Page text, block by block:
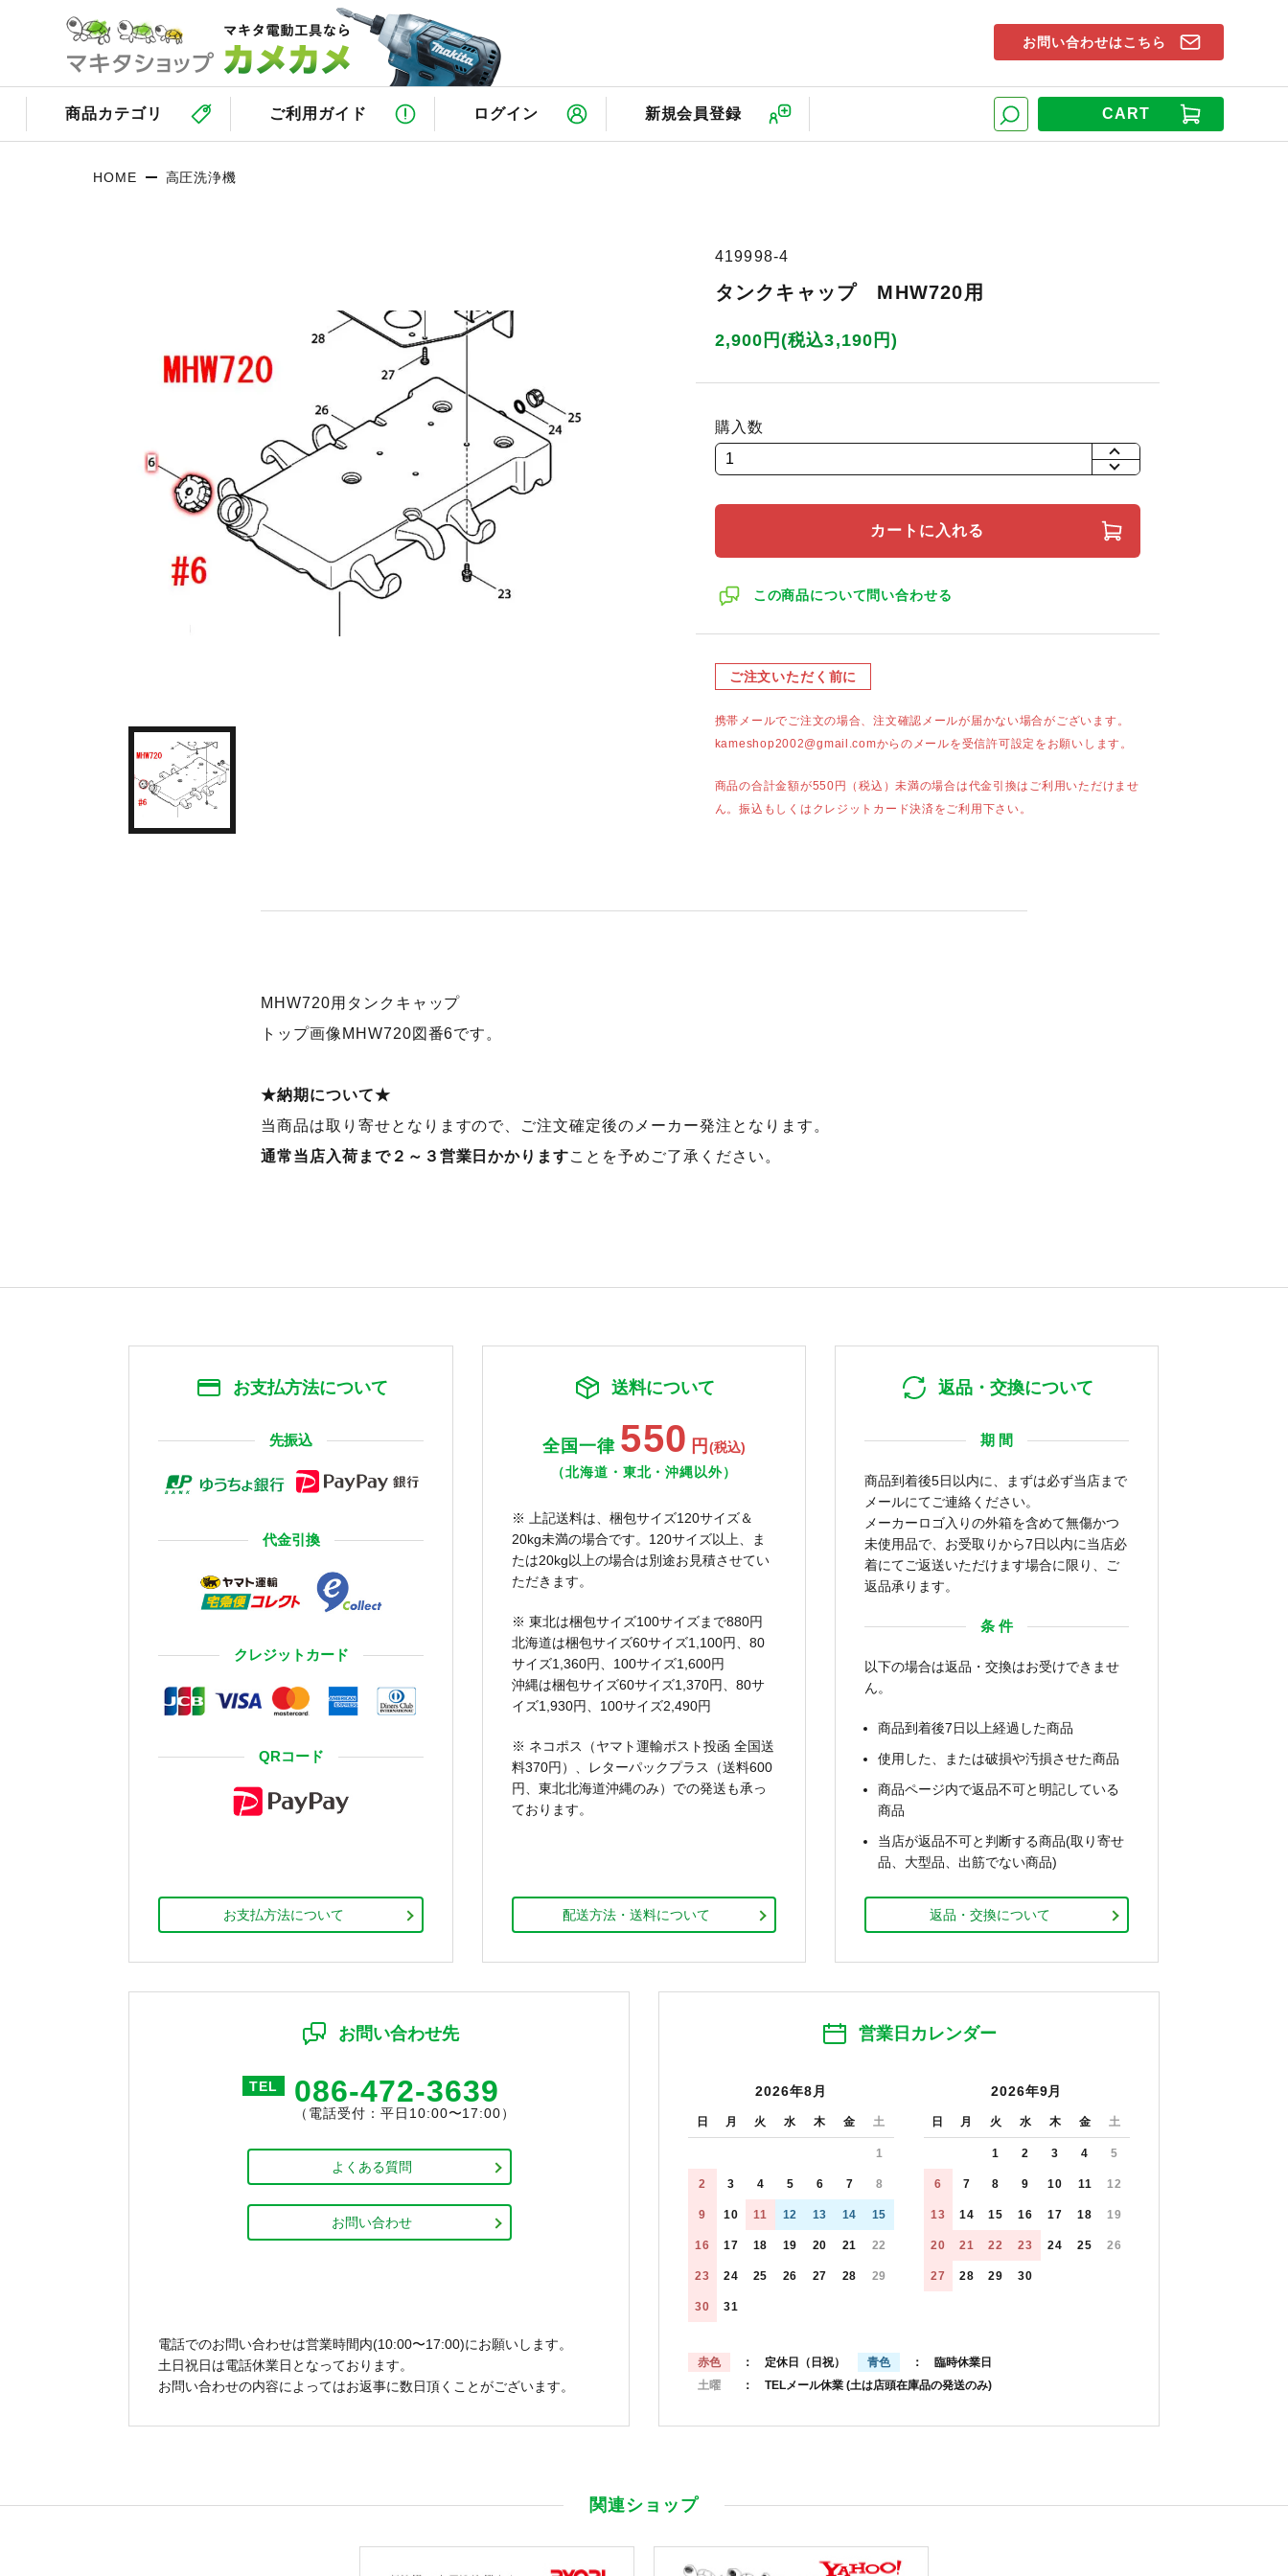
CART
商品カテゴリ ご利用ガイド ログイン 新規会員登録
お問い合わせはこちら
HOME 高圧洗浄機
419998-4
タンクキャップ MHW720用
2,900円(税込3,190円)
購入数
+
カートに入れる
この商品について問い合わせる
ご注文いただく前に
携帯メールでご注文の場合、注文確認メールが届かない場合がございます。
kameshop2002@gmail.comからのメールを受信許可設定をお願いします。
商品の合計金額が550円（税込）未満の場合は代金引換はご利用いただけませ
ん。振込もしくはクレジットカード決済をご利用下さい。
MHW720用タンクキャップ
トップ画像MHW720図番6です。
★納期について★
当商品は取り寄せとなりますので、ご注文確定後のメーカー発注となります。
通常当店入荷まで２～３営業日かかりますことを予めご了承ください。
お支払方法について
先振込
代金引換
クレジットカード
QRコード
お支払方法について
送料について
全国一律 550 円 (税込)
（北海道・東北・沖縄以外）
※ 上記送料は、梱包サイズ120サイズ＆
20kg未満の場合です。120サイズ以上、ま
たは20kg以上の場合は別途お見積させてい
ただきます。
※ 東北は梱包サイズ100サイズまで880円
北海道は梱包サイズ60サイズ1,100円、80
サイズ1,360円、100サイズ1,600円
沖縄は梱包サイズ60サイズ1,370円、80サ
イズ1,930円、100サイズ2,490円
※ ネコポス（ヤマト運輸ポスト投函 全国送
料370円）、レターパックプラス（送料600
円、東北北海道沖縄のみ）での発送も承っ
ております。
配送方法・送料について
返品・交換について
期 間
商品到着後5日以内に、まずは必ず当店まで
メールにてご連絡ください。
メーカーロゴ入りの外箱を含めて無傷かつ
未使用品で、お受取りから7日以内に当店必
着にてご返送いただけます場合に限り、ご
返品承ります。
条 件
以下の場合は返品・交換はお受けできませ
ん。
商品到着後7日以上経過した商品
使用した、または破損や汚損させた商品
商品ページ内で返品不可と明記している
商品
当店が返品不可と判断する商品(取り寄せ
品、大型品、出筋でない商品)
返品・交換について
お問い合わせ先
TEL 086-472-3639
（電話受付：平日10:00〜17:00）
よくある質問
お問い合わせ
電話でのお問い合わせは営業時間内(10:00〜17:00)にお願いします。
土日祝日は電話休業日となっております。
お問い合わせの内容によってはお返事に数日頂くことがございます。
営業日カレンダー
2026年8月
日 月 火 水 木 金 土
1
2 3 4 5 6 7 8
9 10 11 12 13 14 15
16 17 18 19 20 21 22
23 24 25 26 27 28 29
30 31
2026年9月
日 月 火 水 木 金 土
1 2 3 4 5
6 7 8 9 10 11 12
13 14 15 16 17 18 19
20 21 22 23 24 25 26
27 28 29 30
赤色 ： 定休日（日祝） 青色
： 臨時休業日
土曜
： TELメール休業 (土は店頭在庫品の発送のみ)
関連ショップ